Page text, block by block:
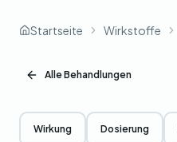
Startseite Wirkstoffe
Alle Behandlungen
Wirkung Dosierung